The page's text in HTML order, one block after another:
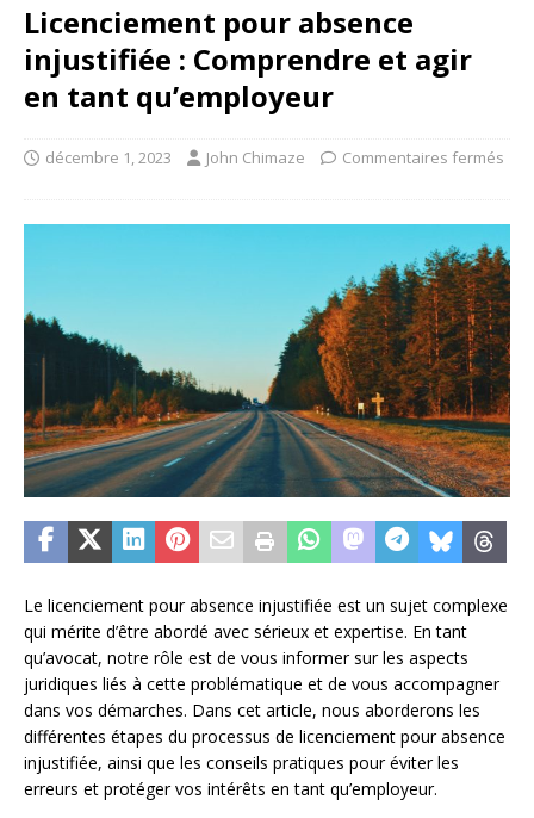
Licenciement pour absence
injustifiée : Comprendre et agir
en tant qu’employeur
décembre 1, 2023 John Chimaze Commentaires fermés
Le licenciement pour absence injustifiée est un sujet complexe
qui mérite d’être abordé avec sérieux et expertise. En tant
qu’avocat, notre rôle est de vous informer sur les aspects
juridiques liés à cette problématique et de vous accompagner
dans vos démarches. Dans cet article, nous aborderons les
différentes étapes du processus de licenciement pour absence
injustifiée, ainsi que les conseils pratiques pour éviter les
erreurs et protéger vos intérêts en tant qu’employeur.